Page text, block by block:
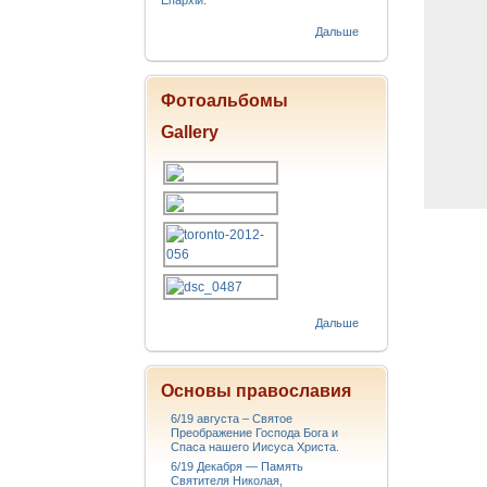
Дальше
Фотоальбомы
Gallery
Дальше
Основы православия
6/19 августа – Святое
Преображение Господа Бога и
Спаса нашего Иисуса Христа.
6/19 Декабря — Память
Святителя Николая,